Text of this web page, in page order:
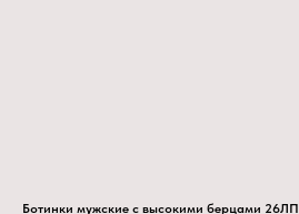
Ботинки мужские с высокими берцами 26ЛП